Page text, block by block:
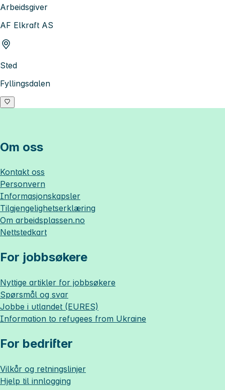
Arbeidsgiver
AF Elkraft AS
Sted
Fyllingsdalen
Om oss
Kontakt oss
Personvern
Informasjonskapsler
Tilgjengelighetserklæring
Om arbeidsplassen.no
Nettstedkart
For jobbsøkere
Nyttige artikler for jobbsøkere
Spørsmål og svar
Jobbe i utlandet (EURES)
Information to refugees from Ukraine
For bedrifter
Vilkår og retningslinjer
Hjelp til innlogging